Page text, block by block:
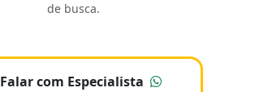
de busca.
Falar com Especialista